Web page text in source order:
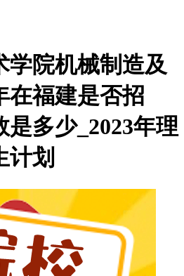
学院机械制造及
在福建是否招
多少_2023年理
计划